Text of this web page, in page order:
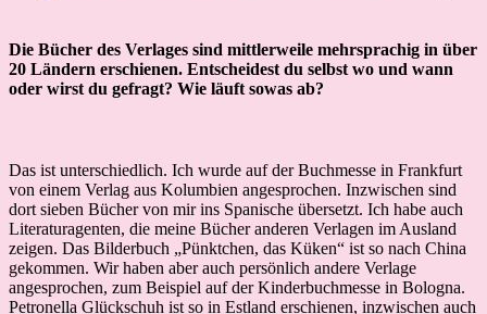
Die Bücher des Verlages sind mittlerweile mehrsprachig in über
20 Ländern erschienen. Entscheidest du selbst wo und wann
oder wirst du gefragt? Wie läuft sowas ab?
Das ist unterschiedlich. Ich wurde auf der Buchmesse in Frankfurt
von einem Verlag aus Kolumbien angesprochen. Inzwischen sind
dort sieben Bücher von mir ins Spanische übersetzt. Ich habe auch
Literaturagenten, die meine Bücher anderen Verlagen im Ausland
zeigen. Das Bilderbuch „Pünktchen, das Küken“ ist so nach China
gekommen. Wir haben aber auch persönlich andere Verlage
angesprochen, zum Beispiel auf der Kinderbuchmesse in Bologna.
Petronella Glückschuh ist so in Estland erschienen, inzwischen auch